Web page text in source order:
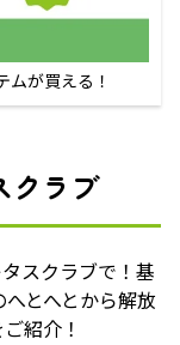
ムが買える！
クラブ
スクラブで！基
とへとから解放
紹介！